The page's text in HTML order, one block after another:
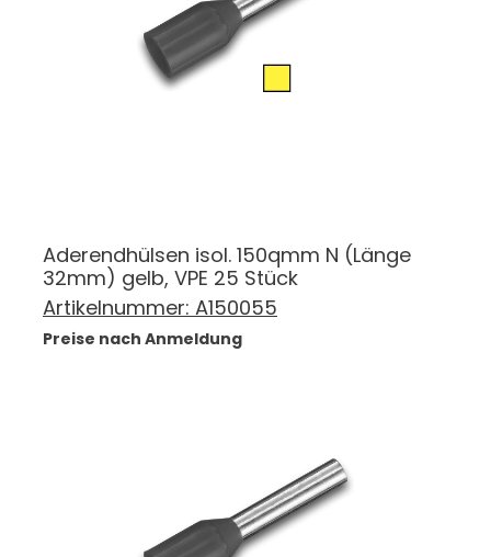
Aderendhülsen isol. 150qmm N (Länge
32mm) gelb, VPE 25 Stück
Artikelnummer: A150055
Preise nach Anmeldung